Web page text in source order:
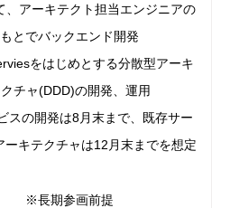
、アーキテクト担当エンジニアの
もとでバックエンド開発
をはじめとする分散型アーキ
チャ(DDD)の開発、運用
スの開発は8月末まで、既存サー
ーキテクチャは12月末までを想定
※長期参画前提